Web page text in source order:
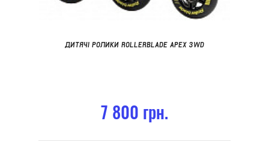
ДИТЯЧІ РОЛИКИ ROLLERBLADE APEX 3WD
7 800 грн.